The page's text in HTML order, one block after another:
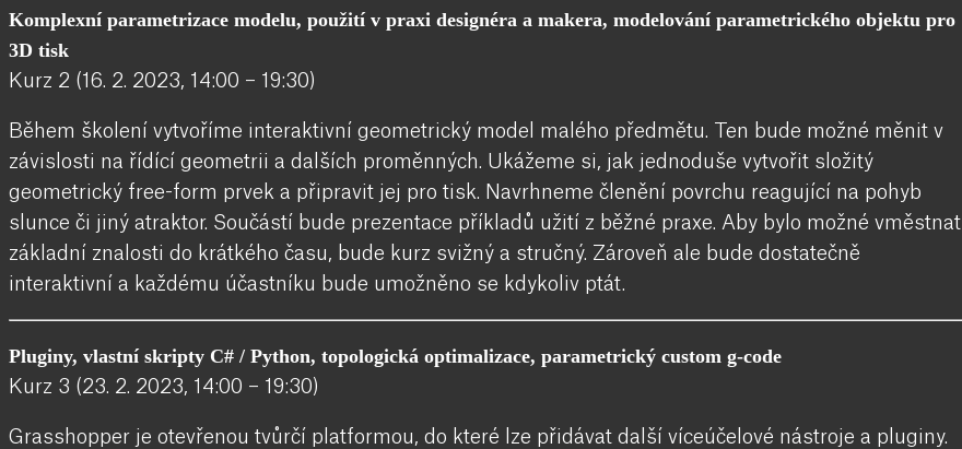
Komplexní parametrizace modelu, použití v praxi designéra a makera, modelování parametrického objektu pro
3D tisk
Kurz 2 (16. 2. 2023, 14:00 – 19:30)
Během školení vytvoříme interaktivní geometrický model malého předmětu. Ten bude možné měnit v
závislosti na řídící geometrii a dalších proměnných. Ukážeme si, jak jednoduše vytvořit složitý
geometrický free-form prvek a připravit jej pro tisk. Navrhneme členění povrchu reagující na pohyb
slunce či jiný atraktor. Součástí bude prezentace příkladů užití z běžné praxe. Aby bylo možné vměstnat
základní znalosti do krátkého času, bude kurz svižný a stručný. Zároveň ale bude dostatečně
interaktivní a každému účastníku bude umožněno se kdykoliv ptát.
Pluginy, vlastní skripty C# / Python, topologická optimalizace, parametrický custom g-code
Kurz 3 (23. 2. 2023, 14:00 – 19:30)
Grasshopper je otevřenou tvůrčí platformou, do které lze přidávat další víceúčelové nástroje a pluginy.